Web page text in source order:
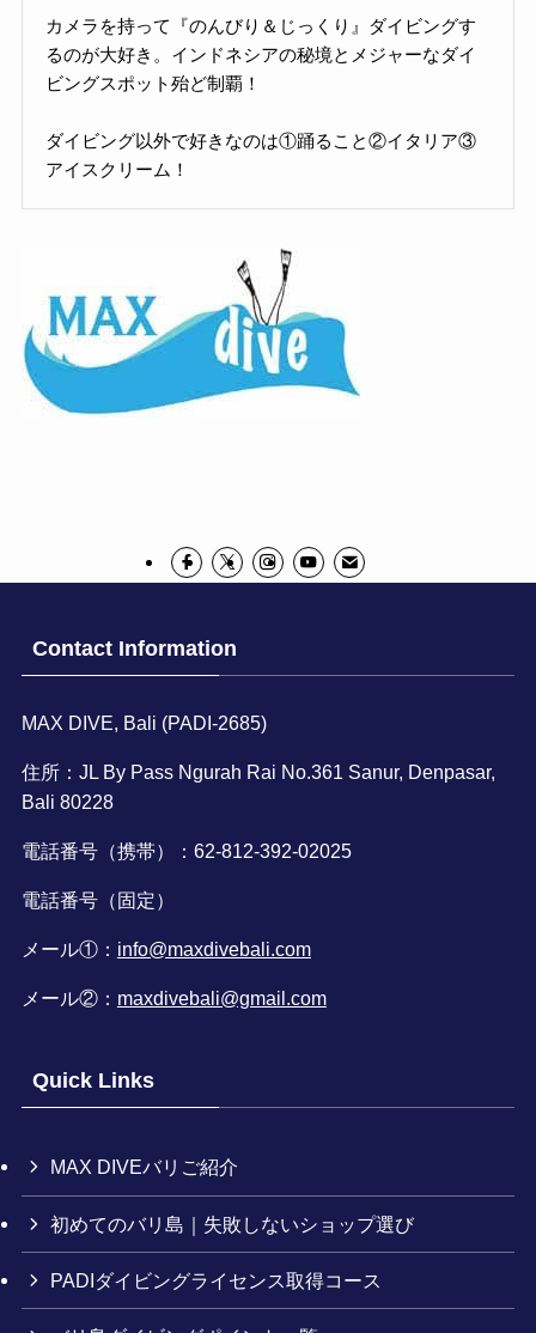
カメラを持って『のんびり＆じっくり』ダイビングす
るのが大好き。インドネシアの秘境とメジャーなダイ
ビングスポット殆ど制覇！
ダイビング以外で好きなのは①踊ること②イタリア③
アイスクリーム！
Contact Information
MAX DIVE, Bali (PADI-2685)
住所：JL By Pass Ngurah Rai No.361 Sanur, Denpasar,
Bali 80228
電話番号（携帯）：62-812-392-02025
電話番号（固定）
メール①： info@maxdivebali.com
メール②： maxdivebali@gmail.com
Quick Links
MAX DIVEバリご紹介
初めてのバリ島｜失敗しないショップ選び
PADIダイビングライセンス取得コース